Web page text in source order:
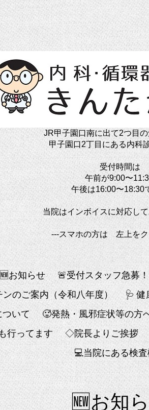
JR甲子園口南に出て2つ目
甲子園口2丁目にある内科
受付時間は
午前が9:00〜
午後は16:00〜18:30
当院はインボイスに対応し
---スマホの方は 左上をク
🆕お知らせ 🚨受付スタッフ急募！
のご案内（令和八年度）
🩺 健
いて
🥵発熱・風邪症状等の方
行ってます
◇院長よりご挨拶
💻️当院にある検
🆕お知